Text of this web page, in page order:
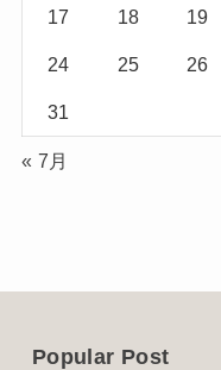
(2)
(4)
17 18 19
24 25 26
31
« 7月
Popular Post